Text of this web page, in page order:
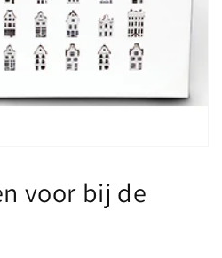
voor bij de